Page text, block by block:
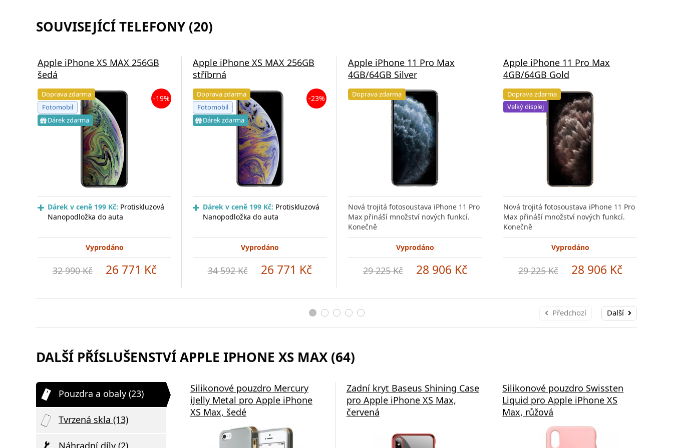
SOUVISEJÍCÍ TELEFONY (20)
Apple iPhone XS MAX 256GB
šedá
Doprava zdarma
Fotomobil
Dárek zdarma
-19%
Dárek v ceně 199 Kč: Protiskluzová
Nanopodložka do auta
Vyprodáno
32 990 Kč 26 771 Kč
Apple iPhone XS MAX 256GB
stříbrná
Doprava zdarma
Fotomobil
Dárek zdarma
-23%
Dárek v ceně 199 Kč: Protiskluzová
Nanopodložka do auta
Vyprodáno
34 592 Kč 26 771 Kč
Apple iPhone 11 Pro Max
4GB/64GB Silver
Doprava zdarma
Nová trojitá fotosoustava iPhone 11 Pro
Max přináší množství nových funkcí.
Konečně
Vyprodáno
29 225 Kč 28 906 Kč
Apple iPhone 11 Pro Max
4GB/64GB Gold
Doprava zdarma
Velký displej
Nová trojitá fotosoustava iPhone 11 Pro
Max přináší množství nových funkcí.
Konečně
Vyprodáno
29 225 Kč 28 906 Kč
Předchozí Další
DALŠÍ PŘÍSLUŠENSTVÍ APPLE IPHONE XS MAX (64)
Pouzdra a obaly (23)
Tvrzená skla (13)
Náhradní díly (2)
Silikonové pouzdro Mercury
iJelly Metal pro Apple iPhone
XS Max, šedé
Zadní kryt Baseus Shining Case
pro Apple iPhone XS Max,
červená
Silikonové pouzdro Swissten
Liquid pro Apple iPhone XS
Max, růžová